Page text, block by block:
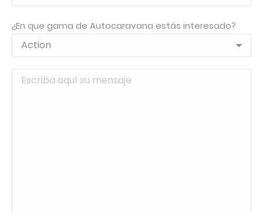
¿En que gama de Autocaravana estás interesado?